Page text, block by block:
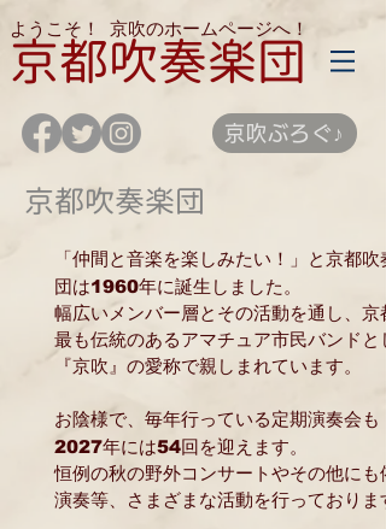
ようこそ！ 京吹のホームページへ！
京都吹奏楽団
京吹ぶろぐ♪
京都吹奏楽団
「仲間と音楽を楽しみたい！」と京都吹
団は1960年に誕生しました。
幅広いメンバー層とその活動を通し、 京
最も伝統のあるアマチュア市民バンドと
『京吹』の愛称で親しまれています。
お陰様で、毎年行っている定期演奏会も
2027年には54回を迎えます。
恒例の秋の野外コンサートやその他にも
演奏等、さまざまな活動を行っておりま